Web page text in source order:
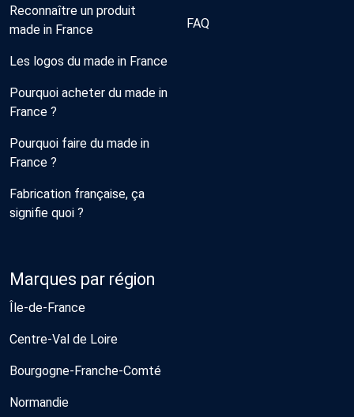
Reconnaître un produit
made in France
Les logos du made in France
Pourquoi acheter du made in
France ?
Pourquoi faire du made in
France ?
Fabrication française, ça
signifie quoi ?
FAQ
Marques par région
Île-de-France
Centre-Val de Loire
Bourgogne-Franche-Comté
Normandie